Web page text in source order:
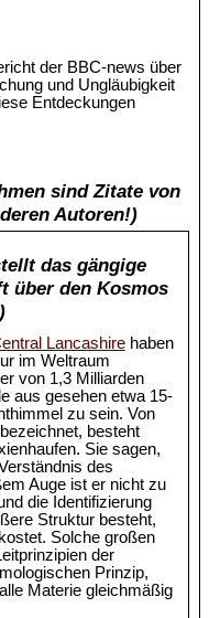
der BBC-news über
und Ungläubigkeit
Entdeckungen
sind Zitate von
Autoren!)
das gängige
über den Kosmos
Lancashirehaben
im Weltraum
von 1,3 Milliarden
aus gesehen etwa 15-
zu sein. Von
besteht
Sie sagen,
des
Auge ist er nicht zu
die Identifizierung
Struktur besteht,
Solche großen
der
Prinzip,
Materie gleichmäßig